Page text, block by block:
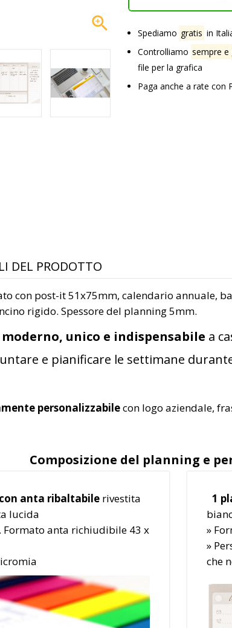
 Spediamo gratis in
Controlliamo sempre
file per la grafica
Paga anche a rate con
DEL PRODOTTO
con post-it 51x75mm, calendario annuale,
rigido. Spessore del planning 5mm.
unico e indispensabile a
e pianificare le settimane
personalizzabilecon logo aziendale,
Composizione del planning e
anta ribaltabilerivestita
lucida
Formato anta richiudibile 43 x
1
»
»
che